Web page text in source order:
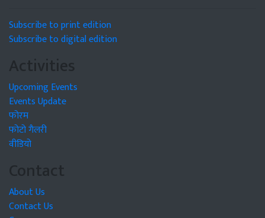
Subscribe to print edition
Subscribe to digital edition
Activities
Upcoming Events
Events Update
फोरम
फोटो गैलरी
वीडियो
Contact
About Us
Contact Us